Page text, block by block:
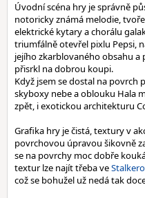
Úvodní scéna hry je správně
notoricky známá melodie,
elektrické kytary a chorálu
triumfálně otevřel pixlu Pepsi,
jejího zkarblovaného obsahu a
přisrkl na dobrou koupi.
Když jsem se dostal na povrch
skyboxy nebe a oblouku Hala
zpět, i exotickou architekturu
Grafika hry je čistá, textury v
povrchovou úpravou šikovně
se na povrchy moc dobře
textur lze najít třeba ve
což se bohužel už nedá tak